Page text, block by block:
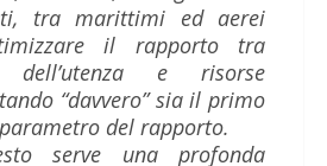
tra marittimi ed aerei
il rapporto tra
dell’utenza e risorse
“davvero” sia il primo
del rapporto.
serve una profonda